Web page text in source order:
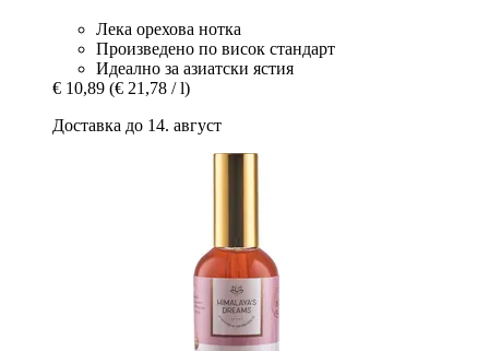
Лека орехова нотка
Произведено по висок стандарт
Идеално за азиатски ястия
€ 10,89 (€ 21,78 / l)
Доставка до 14. август